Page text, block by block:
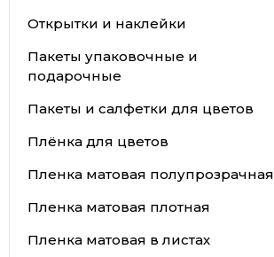
Открытки и наклейки
Пакеты упаковочные и
подарочные
Пакеты и салфетки для цветов
Плёнка для цветов
Пленка матовая полупрозрачная
Пленка матовая плотная
Пленка матовая в листах